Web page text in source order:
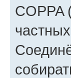
COPPA